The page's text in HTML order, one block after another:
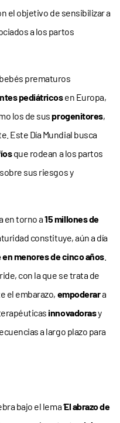
el objetivo de sensibilizar a
a los partos
bebés prematuros
pediátricosen Europa,
los de susprogenitores,
Este Día Mundial busca
que rodean a los partos
sus riesgos y
en torno a15 millones de
constituye, aún a día
en menores de cinco años.
con la que se trata de
el embarazo, empoderara
innovadorasy
a largo plazo para
bajo el lema ‘El abrazo de